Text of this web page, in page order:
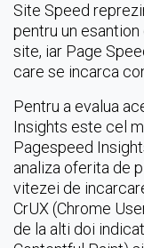
Site Speed
pentru un
site, iar Page
care se incarca
Pentru a evalua
Insights este cel
Pagespeed
analiza oferita de
vitezei de
CrUX (Chrome
de la alti doi